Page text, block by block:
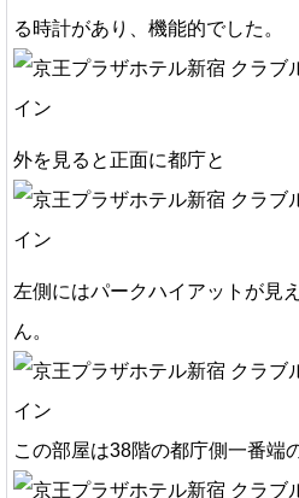
る時計があり、機能的でした。
外を見ると正面に都庁と
左側にはパークハイアットが見
ん。
この部屋は38階の都庁側一番端